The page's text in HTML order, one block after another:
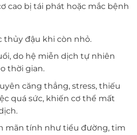
cao bị tái phát hoặc mắc bệnh
thủy đậu khi còn nhỏ.
do hệ miễn dịch tự nhiên
thời gian.
căng thẳng, stress, thiếu
quá sức, khiến cơ thể mất
mãn tính như tiểu đường, tim